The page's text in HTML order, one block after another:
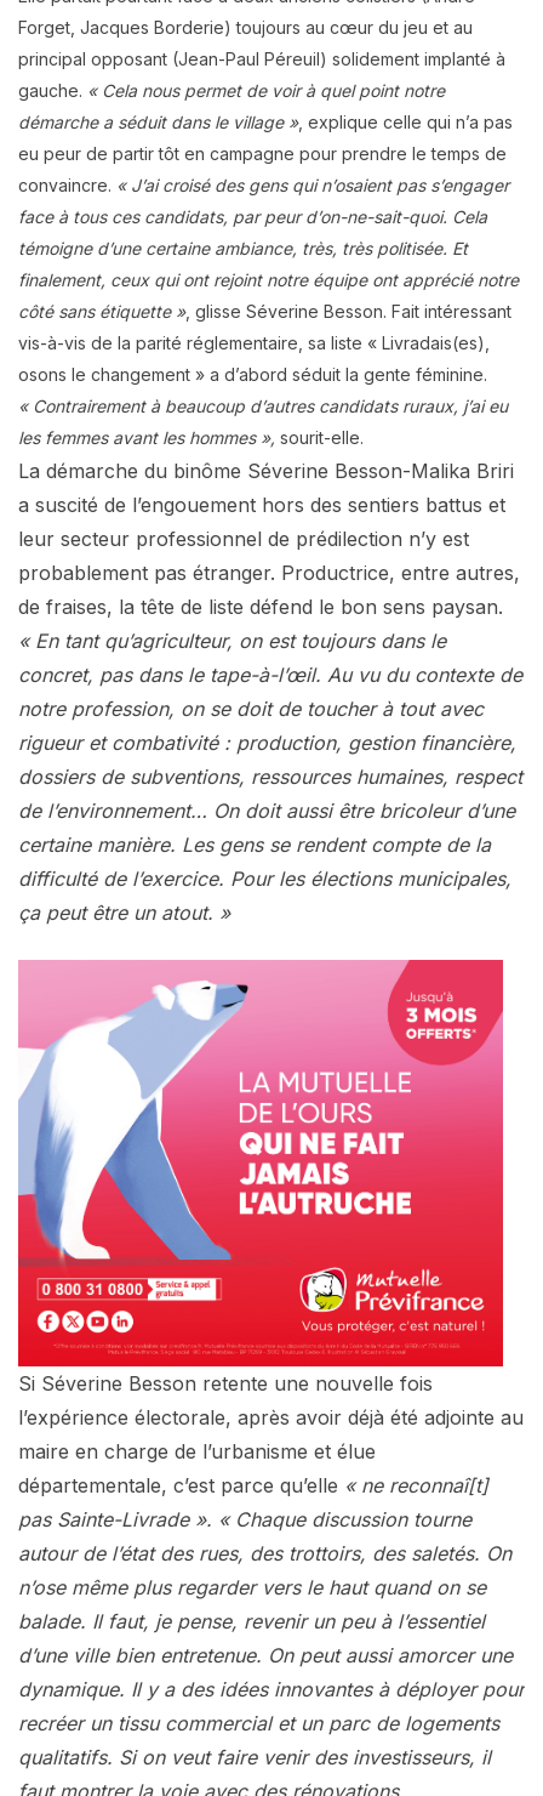
Forget, Jacques Borderie) toujours au cœur du jeu et au
principal opposant (Jean-Paul Péreuil) solidement implanté à
gauche. « Cela nous permet de voir à quel point notre
démarche a séduit dans le village », explique celle qui n’a pas
eu peur de partir tôt en campagne pour prendre le temps de
convaincre. « J’ai croisé des gens qui n’osaient pas s’engager
face à tous ces candidats, par peur d’on-ne-sait-quoi. Cela
témoigne d’une certaine ambiance, très, très politisée. Et
finalement, ceux qui ont rejoint notre équipe ont apprécié notre
côté sans étiquette », glisse Séverine Besson. Fait intéressant
vis-à-vis de la parité réglementaire, sa liste « Livradais(es),
osons le changement » a d’abord séduit la gente féminine.
« Contrairement à beaucoup d’autres candidats ruraux, j’ai eu
les femmes avant les hommes », sourit-elle.
La démarche du binôme Séverine Besson-Malika Briri
a suscité de l’engouement hors des sentiers battus et
leur secteur professionnel de prédilection n’y est
probablement pas étranger. Productrice, entre autres,
de fraises, la tête de liste défend le bon sens paysan.
« En tant qu’agriculteur, on est toujours dans le
concret, pas dans le tape-à-l’œil. Au vu du contexte de
notre profession, on se doit de toucher à tout avec
rigueur et combativité : production, gestion financière,
dossiers de subventions, ressources humaines, respect
de l’environnement… On doit aussi être bricoleur d’une
certaine manière. Les gens se rendent compte de la
difficulté de l’exercice. Pour les élections municipales,
ça peut être un atout. »
Si Séverine Besson retente une nouvelle fois
l’expérience électorale, après avoir déjà été adjointe au
maire en charge de l’urbanisme et élue
départementale, c’est parce qu’elle « ne reconnaî[t]
pas Sainte-Livrade ». « Chaque discussion tourne
autour de l’état des rues, des trottoirs, des saletés. On
n’ose même plus regarder vers le haut quand on se
balade. Il faut, je pense, revenir un peu à l’essentiel
d’une ville bien entretenue. On peut aussi amorcer une
dynamique. Il y a des idées innovantes à déployer pour
recréer un tissu commercial et un parc de logements
qualitatifs. Si on veut faire venir des investisseurs, il